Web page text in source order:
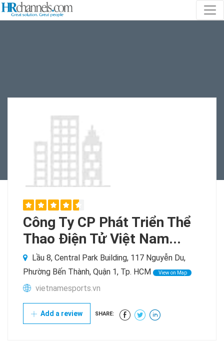
Công Ty CP Phát Triển Thể
Thao Điện Tử Việt Nam...
Lầu 8, Central Park Building, 117 Nguyễn Du,
Phường Bến Thành, Quận 1, Tp. HCM
View on Map
vietnamesports.vn
Add a review SHARE: